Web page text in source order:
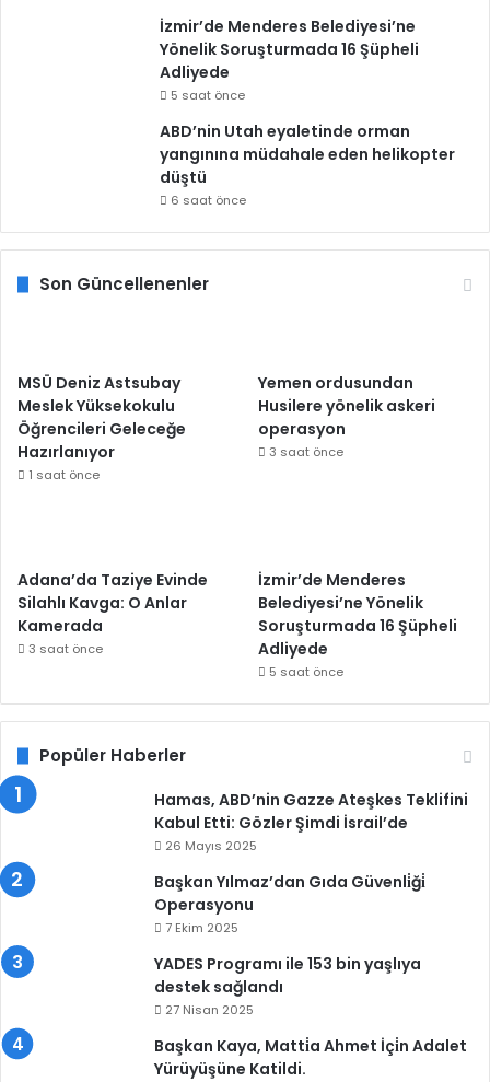
İzmir’de Menderes Belediyesi’ne
Yönelik Soruşturmada 16 Şüpheli
Adliyede
5 saat önce
ABD’nin Utah eyaletinde orman
yangınına müdahale eden helikopter
düştü
6 saat önce
Son Güncellenenler
MSÜ Deniz Astsubay
Meslek Yüksekokulu
Öğrencileri Geleceğe
Hazırlanıyor
1 saat önce
Yemen ordusundan
Husilere yönelik askeri
operasyon
3 saat önce
Adana’da Taziye Evinde
Silahlı Kavga: O Anlar
Kamerada
3 saat önce
İzmir’de Menderes
Belediyesi’ne Yönelik
Soruşturmada 16 Şüpheli
Adliyede
5 saat önce
Popüler Haberler
Hamas, ABD’nin Gazze Ateşkes Teklifini
Kabul Etti: Gözler Şimdi İsrail’de
26 Mayıs 2025
Başkan Yılmaz’dan Gıda Güvenli̇ği̇
Operasyonu
7 Ekim 2025
YADES Programı ile 153 bin yaşlıya
destek sağlandı
27 Nisan 2025
Başkan Kaya, Matti̇a Ahmet İçi̇n Adalet
Yürüyüşüne Katildi.